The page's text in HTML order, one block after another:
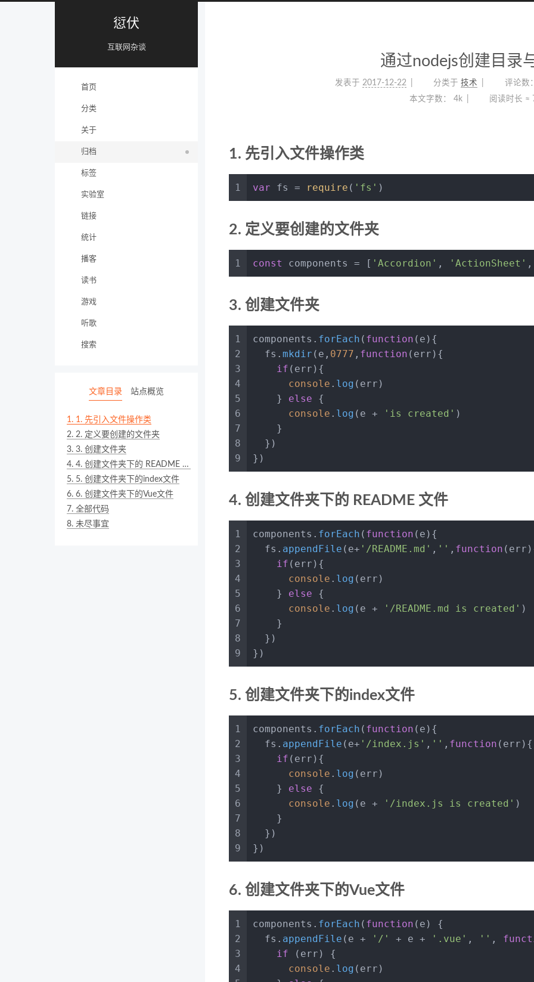
愆伏
互联网杂谈
首页
分类
关于
归档
标签
实验室
链接
统计
播客
读书
游戏
听歌
搜索
文章目录 站点概览
1. 1. 先引入文件操作类
2. 2. 定义要创建的文件夹
3. 3. 创建文件夹
4. 4. 创建文件夹下的 README 文件
5. 5. 创建文件夹下的index文件
6. 6. 创建文件夹下的Vue文件
7. 全部代码
8. 未尽事宜
通过nodejs创建目录
发表于 2017-12-22 分类于 技术
评论数
本文字数：
4k 阅读时长 ≈
1. 先引入文件操作类
1 var fs = require ( 'fs' )
2. 定义要创建的文件夹
1 const components = [ 'Accordion' , 'ActionSheet'
3. 创建文件夹
1
2
3
4
5
6
7
8
9
components. forEach ( function ( e ){
  fs.
mkdir (e, 0777 , function ( err ){
if (err){
console . log (err)
    }
else {
console . log (e + 'is created' )
    }
  })
})
4. 创建文件夹下的 README 文件
1
2
3
4
5
6
7
8
9
components. forEach ( function ( e ){
  fs.
appendFile (e+ '/README.md' , '' , function ( err
if (err){
console . log (err)
    }
else {
console . log (e + '/README.md is created' )
    }
  })
})
5. 创建文件夹下的index文件
1
2
3
4
5
6
7
8
9
components. forEach ( function ( e ){
  fs.
appendFile (e+ '/index.js' , '' , function ( err ){
if (err){
console . log (err)
    }
else {
console . log (e + '/index.js is created' )
    }
  })
})
6. 创建文件夹下的Vue文件
1
2
3
4
components. forEach ( function ( e ) {
  fs.
appendFile (e + '/' + e + '.vue' , '' ,
if (err) {
console . log (err)